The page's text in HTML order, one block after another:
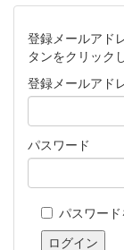
登録メールアド
タンをクリック
登録メールアド
パスワード
パスワー